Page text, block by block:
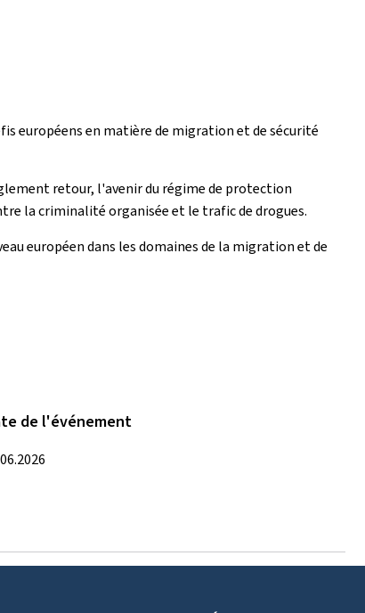
européens en matière de migration et de sécurité
retour, l'avenir du régime de protection
la criminalité organisée et le trafic de drogues.
européen dans les domaines de la migration et de
de l'événement